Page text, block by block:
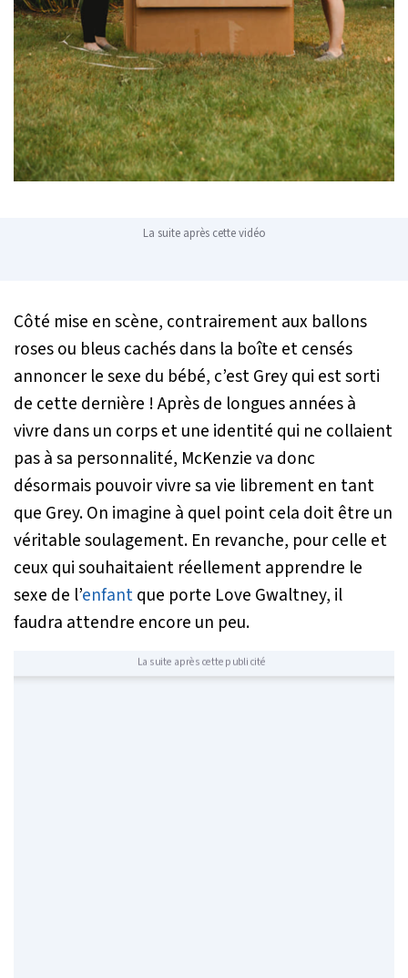
La suite après cette vidéo
Côté mise en scène, contrairement aux ballons
roses ou bleus cachés dans la boîte et censés
annoncer le sexe du bébé, c’est Grey qui est sorti
de cette dernière ! Après de longues années à
vivre dans un corps et une identité qui ne collaient
pas à sa personnalité, McKenzie va donc
désormais pouvoir vivre sa vie librement en tant
que Grey. On imagine à quel point cela doit être un
véritable soulagement. En revanche, pour celle et
ceux qui souhaitaient réellement apprendre le
sexe de l’enfantque porte Love Gwaltney, il
faudra attendre encore un peu.
La suite après cette publicité